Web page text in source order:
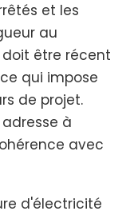
et les
au
être récent
qui impose
de projet.
à
avec
d'électricité